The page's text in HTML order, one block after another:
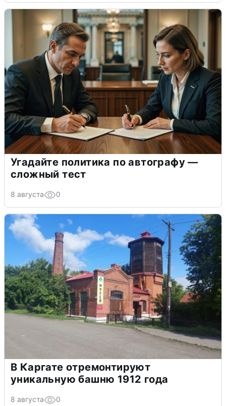
Угадайте политика по автографу —
сложный тест
8 августа 0
В Каргате отремонтируют
уникальную башню 1912 года
8 августа 0